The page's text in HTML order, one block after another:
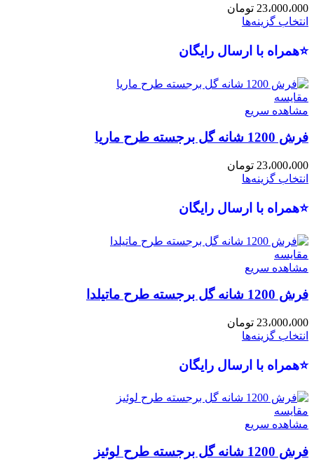
23،000،000 تومان
انتخاب گزینه‌ها
⭐همراه با ارسال رایگان
مقایسه
مشاهده سریع
فرش 1200 شانه گل برجسته طرح ماریا
23،000،000 تومان
انتخاب گزینه‌ها
⭐همراه با ارسال رایگان
مقایسه
مشاهده سریع
فرش 1200 شانه گل برجسته طرح ماتیلدا
23،000،000 تومان
انتخاب گزینه‌ها
⭐همراه با ارسال رایگان
مقایسه
مشاهده سریع
فرش 1200 شانه گل برجسته طرح لوئیز